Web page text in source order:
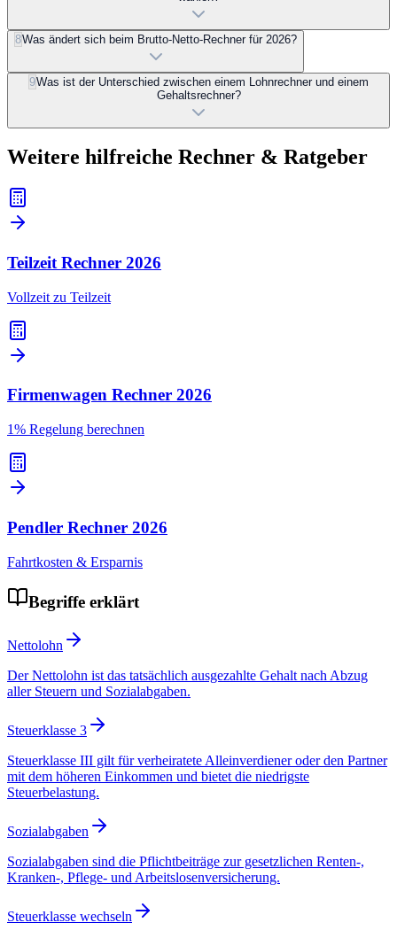
8Was ändert sich beim Brutto-Netto-Rechner für 2026?
9Was ist der Unterschied zwischen einem Lohnrechner und einem
Gehaltsrechner?
Weitere hilfreiche Rechner & Ratgeber
Teilzeit Rechner 2026
Vollzeit zu Teilzeit
Firmenwagen Rechner 2026
1% Regelung berechnen
Pendler Rechner 2026
Fahrtkosten & Ersparnis
Begriffe erklärt
Nettolohn
Der Nettolohn ist das tatsächlich ausgezahlte Gehalt nach Abzug
aller Steuern und Sozialabgaben.
Steuerklasse 3
Steuerklasse III gilt für verheiratete Alleinverdiener oder den Partner
mit dem höheren Einkommen und bietet die niedrigste
Steuerbelastung.
Sozialabgaben
Sozialabgaben sind die Pflichtbeiträge zur gesetzlichen Renten-,
Kranken-, Pflege- und Arbeitslosenversicherung.
Steuerklasse wechseln